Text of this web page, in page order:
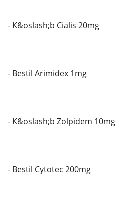
- K&oslash;b Cialis 20mg
- Bestil Arimidex 1mg
- K&oslash;b Zolpidem 10mg
- Bestil Cytotec 200mg